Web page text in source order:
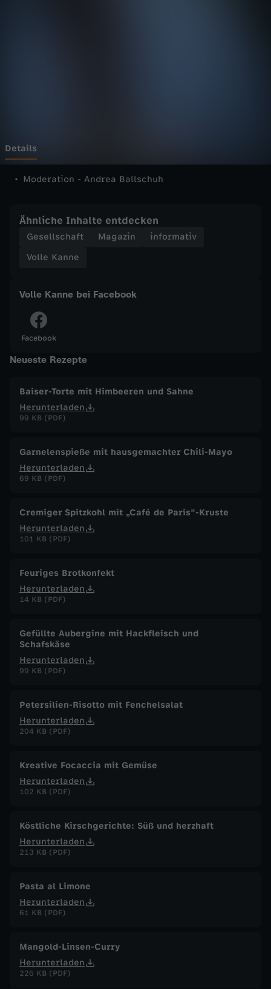
o
l
e
K
a
n
n
e
v
m
.
u
i
2
0
2
6
Details
Moderation - Andrea Ballschuh
Ähnliche Inhalte entdecken
Gesellschaft Magazin
informativ
Volle Kanne
Volle Kanne bei Facebook
Facebook
Neueste Rezepte
Baiser-Torte mit Himbeeren und Sahne
Herunterladen
99 KB (PDF)
Garnelenspieße mit hausgemachter Chili-Mayo
Herunterladen
69 KB (PDF)
Cremiger Spitzkohl mit „Café de Paris"-Kruste
Herunterladen
101 KB (PDF)
Feuriges Brotkonfekt
Herunterladen
14 KB (PDF)
Gefüllte Aubergine mit Hackfleisch und
Schafskäse
Herunterladen
99 KB (PDF)
Petersilien-Risotto mit Fenchelsalat
Herunterladen
204 KB (PDF)
Kreative Focaccia mit Gemüse
Herunterladen
102 KB (PDF)
Köstliche Kirschgerichte: Süß und herzhaft
Herunterladen
213 KB (PDF)
Pasta al Limone
Herunterladen
61 KB (PDF)
Mangold-Linsen-Curry
Herunterladen
226 KB (PDF)